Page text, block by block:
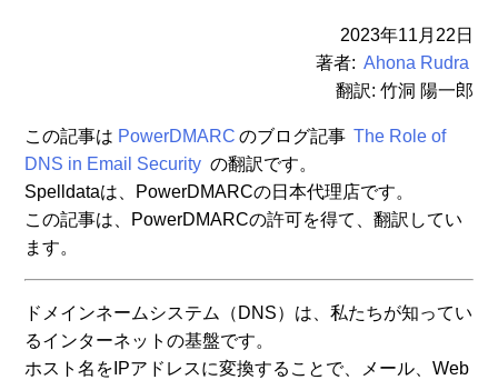
2023年11月22日
著者: Ahona Rudra
翻訳: 竹洞 陽一郎
この記事は PowerDMARC のブログ記事 The Role of
DNS in Email Security の翻訳です。
Spelldataは、PowerDMARCの日本代理店です。
この記事は、PowerDMARCの許可を得て、翻訳してい
ます。
ドメインネームシステム（DNS）は、私たちが知ってい
るインターネットの基盤です。
ホスト名をIPアドレスに変換することで、メール、Web